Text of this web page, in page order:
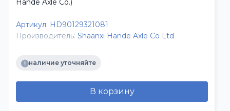
Hande Axle Co.)
Артикул: HD90129321081
Производитель: Shaanxi Hande Axle Co Ltd
наличие уточняйте
В корзину